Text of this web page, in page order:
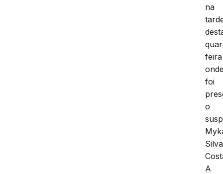
na
feira
foi
o
Silva
A